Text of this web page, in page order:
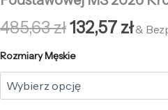
485,63zł132,57 zł&
Rozmiary Męskie
MŚ
Krótki
Rękaw